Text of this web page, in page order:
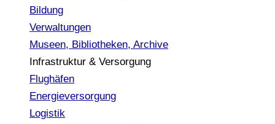
Bildung
Verwaltungen
Museen, Bibliotheken, Archive
Infrastruktur & Versorgung
Flughäfen
Energieversorgung
Logistik